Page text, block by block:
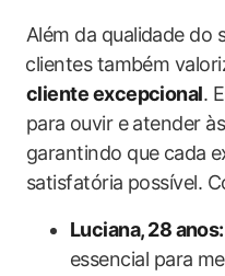
Além da qualidade do‌
⁢clientes também
cliente excepcional.
para⁢ ouvir e atender
garantindo que cada
satisfatória possível.
Luciana, ‌28 anos:
essencial para